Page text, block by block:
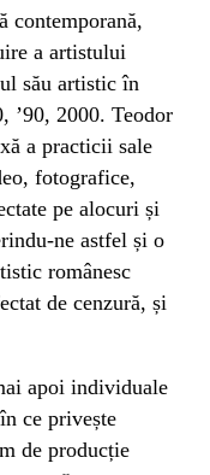
contemporană,
a artistului
său artistic în
’90, 2000. Teodor
a practicii sale
fotografice,
pe alocuri și
ne astfel și o
românesc
de cenzură, și
apoi individuale
ce privește
de producție